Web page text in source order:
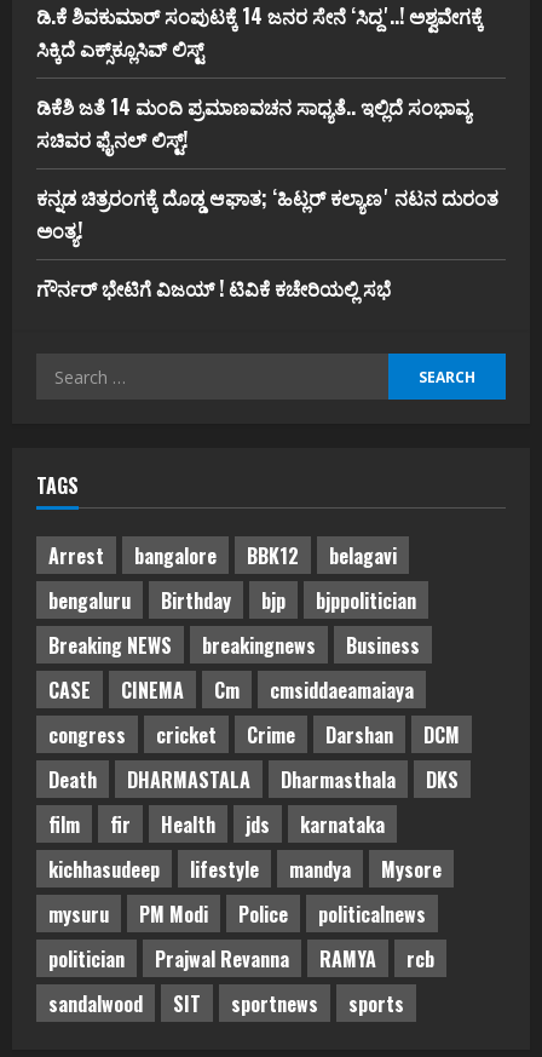
ಡಿ.ಕೆ ಶಿವಕುಮಾರ್‌ ಸಂಪುಟಕ್ಕೆ 14 ಜನರ ಸೇನೆ ʻಸಿದ್ದʼ..! ಅಶ್ವವೇಗಕ್ಕೆ
ಸಿಕ್ಕಿದೆ ಎಕ್ಸ್‌ಕ್ಲೂಸಿವ್‌ ಲಿಸ್ಟ್‌
ಡಿಕೆಶಿ ಜತೆ 14 ಮಂದಿ ಪ್ರಮಾಣವಚನ ಸಾಧ್ಯತೆ.. ಇಲ್ಲಿದೆ ಸಂಭಾವ್ಯ
ಸಚಿವರ ಫೈನಲ್ ಲಿಸ್ಟ್‌!
ಕನ್ನಡ ಚಿತ್ರರಂಗಕ್ಕೆ ದೊಡ್ಡ ಆಘಾತ; ʻಹಿಟ್ಲರ್ ಕಲ್ಯಾಣʼ ನಟನ ದುರಂತ
ಅಂತ್ಯ!
ಗೌರ್ನರ್‌ ಭೇಟಿಗೆ ವಿಜಯ್‌ ! ಟಿವಿಕೆ ಕಚೇರಿಯಲ್ಲಿ ಸಭೆ
Search
TAGS
Arrest bangalore BBK12
belagavi
bengaluru
Birthday bjp
bjppolitician
Breaking NEWS
breakingnews
Business
CASE
CINEMA Cm
cmsiddaeamaiaya
congress
cricket Crime Darshan
DCM
Death
DHARMASTALA Dharmasthala
DKS
film
fir Health jds
karnataka
kichhasudeep
lifestyle mandya
Mysore
mysuru
PM Modi Police
politicalnews
politician
Prajwal Revanna RAMYA
rcb
sandalwood
SIT sportnews sports